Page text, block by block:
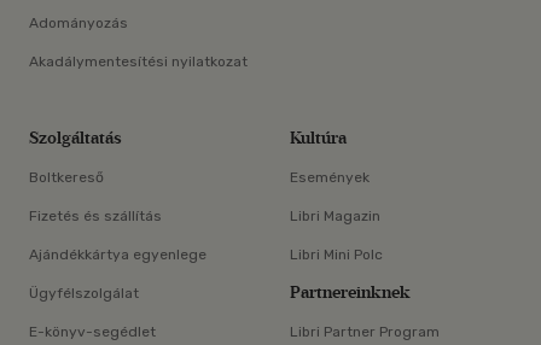
Adományozás
Akadálymentesítési nyilatkozat
Szolgáltatás
Boltkereső
Fizetés és szállítás
Ajándékkártya egyenlege
Ügyfélszolgálat
E-könyv-segédlet
Kultúra
Események
Libri Magazin
Libri Mini Polc
Partnereinknek
Libri Partner Program